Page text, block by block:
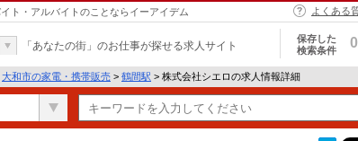
ト・アルバイトのことならイーアイデム よくある
「あなたの街」のお仕事が探せる求人サイト
保存した
検索条件
0
大和市の家電・携帯販売 > 鶴間駅 > 株式会社シエロの求人情報詳細